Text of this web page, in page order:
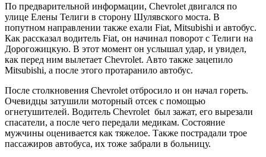
По предварительной информации, Chevrolet двигался по
улице Елены Телиги в сторону Шулявского моста. В
попутном направлении также ехали Fiat, Mitsubishi и автобус.
Как рассказал водитель Fiat, он начинал поворот с Телиги на
Дорогожицкую. В этот момент он услышал удар, и увидел,
как перед ним вылетает Chevrolet. Авто также зацепило
Mitsubishi, а после этого протаранило автобус.
После столкновения Chevrolet отбросило и он начал гореть.
Очевидцы затушили моторный отсек с помощью
огнетушителей. Водитель Chevrolet был зажат, его вырезали
спасатели, а после чего передали медикам. Состояние
мужчины оценивается как тяжелое. Также пострадали трое
пассажиров автобуса, их тоже забрали в больницу.